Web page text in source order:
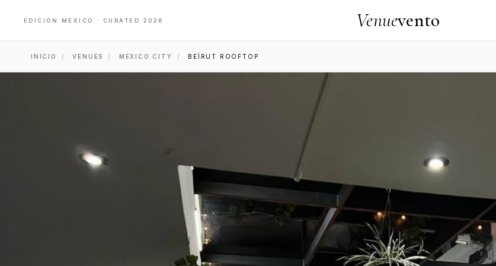
EDICIÓN MÉXICO · CURATED 2026 Venuevento
INICIO / VENUES / MEXICO CITY / BEÏRUT ROOFTOP